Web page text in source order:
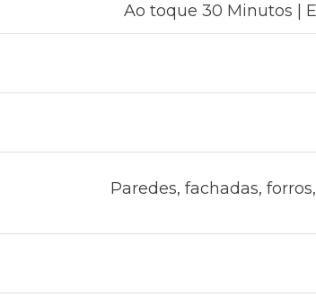
Ao toque 30 Minutos |
Paredes, fachadas,